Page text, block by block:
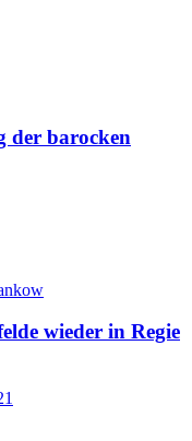
der barocken
wieder in Regie